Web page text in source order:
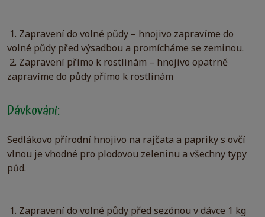
1. Zapravení do volné půdy – hnojivo zapravíme do
volné půdy před výsadbou a promícháme se zeminou.
2. Zapravení přímo k rostlinám – hnojivo opatrně
zapravíme do půdy přímo k rostlinám
Dávkování:
Sedlákovo přírodní hnojivo na rajčata a papriky s ovčí
vlnou je vhodné pro plodovou zeleninu a všechny typy
půd.
1. Zapravení do volné půdy před sezónou v dávce 1 kg